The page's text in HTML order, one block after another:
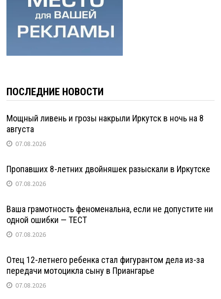
ПОСЛЕДНИЕ НОВОСТИ
Мощный ливень и грозы накрыли Иркутск в ночь на 8
августа
07.08.2026
Пропавших 8-летних двойняшек разыскали в Иркутске
07.08.2026
Ваша грамотность феноменальна, если не допустите ни
одной ошибки — ТЕСТ
07.08.2026
Отец 12-летнего ребенка стал фигурантом дела из-за
передачи мотоцикла сыну в Приангарье
07.08.2026